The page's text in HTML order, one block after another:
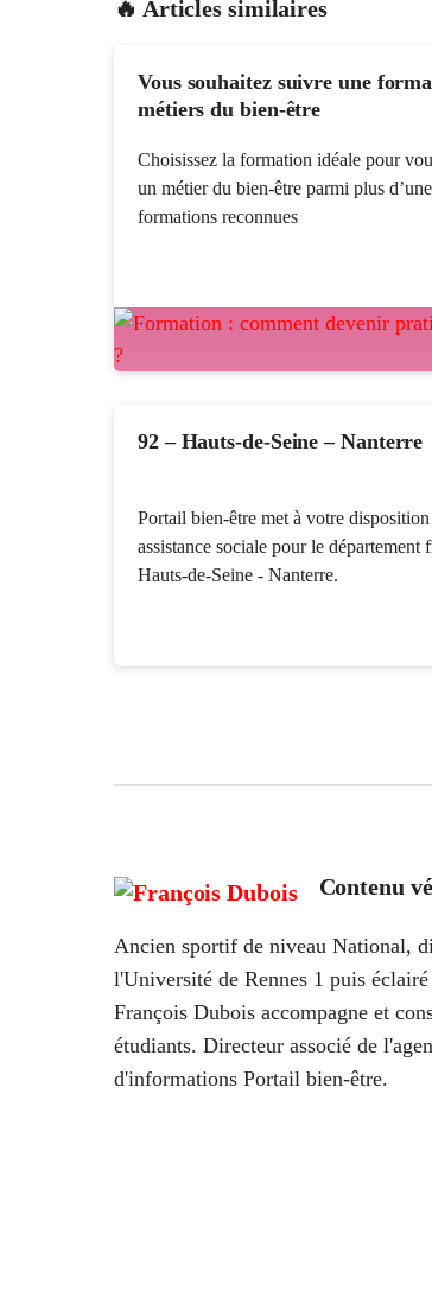
🔥 Articles similaires
Vous souhaitez suivre une
métiers du bien-être
Choisissez la formation idéale pour
un métier du bien-être parmi plus
formations reconnues
92 – Hauts-de-Seine – Nanterre
Portail bien-être met à votre
assistance sociale pour le département
Hauts-de-Seine - Nanterre.
Contenu
Ancien sportif de niveau National,
l'Université de Rennes 1 puis
François Dubois accompagne et
étudiants. Directeur associé de
d'informations Portail bien-être.